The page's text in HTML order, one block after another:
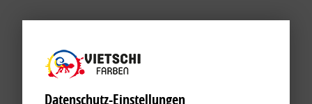
Datenschutz-Einstellungen